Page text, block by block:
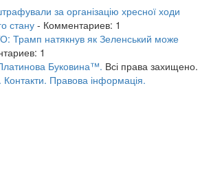
за організацію хресної ходи
стану - Комментариев: 1
Трамп натякнув як Зеленський може
1
Буковина™. Всі права захищено.
Контакти. Правова інформація.